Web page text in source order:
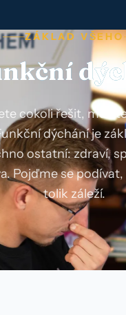
ZÁKLAD VŠEHO
cokoli řešit,
dýchání je
ostatní: zdraví,
Pojďme se
tolik záleží.